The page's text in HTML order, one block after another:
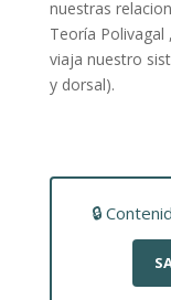
nuestras
Teoría
viaja nuestro
y dorsal).
🔒